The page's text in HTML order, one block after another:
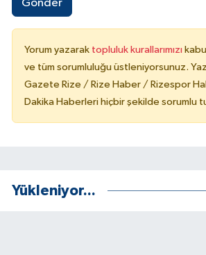
Gönder
Yorum yazarak topluluk kurallarımızı
ve tüm sorumluluğu üstleniyorsunuz.
Gazete Rize / Rize Haber / Rizespor
Dakika Haberleri hiçbir şekilde sorumlu
Yükleniyor...